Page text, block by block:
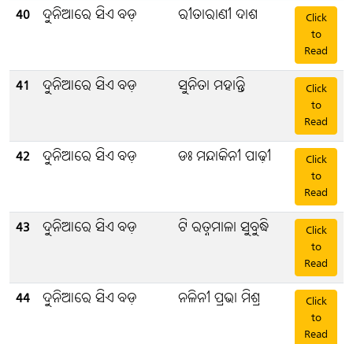
40 ଦୁନିଆରେ ସିଏ ବଡ଼ ରୀତାରାଣୀ ଦାଶ
Click
to
Read
41 ଦୁନିଆରେ ସିଏ ବଡ଼ ସୁନିତା ମହାନ୍ତି
Click
to
Read
42 ଦୁନିଆରେ ସିଏ ବଡ଼ ଡଃ ମନ୍ଦାକିନୀ ପାଢ଼ୀ
Click
to
Read
43 ଦୁନିଆରେ ସିଏ ବଡ଼ ଟି ରତ୍ନମାଳା ସୁବୁଦ୍ଧି
Click
to
Read
44 ଦୁନିଆରେ ସିଏ ବଡ଼ ନଳିନୀ ପ୍ରଭା ମିଶ୍ର
Click
to
Read